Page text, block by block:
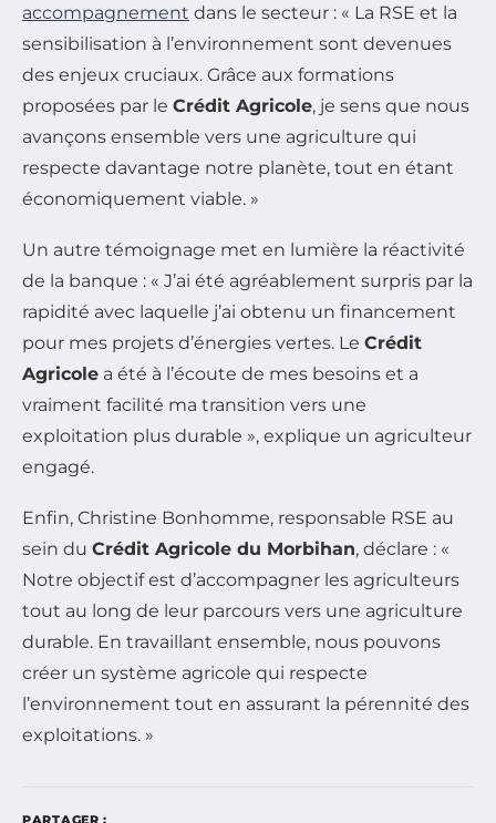
accompagnement dans le secteur : « La RSE et la
sensibilisation à l’environnement sont devenues
des enjeux cruciaux. Grâce aux formations
proposées par le Crédit Agricole, je sens que nous
avançons ensemble vers une agriculture qui
respecte davantage notre planète, tout en étant
économiquement viable. »
Un autre témoignage met en lumière la réactivité
de la banque : « J’ai été agréablement surpris par la
rapidité avec laquelle j’ai obtenu un financement
pour mes projets d’énergies vertes. Le Crédit
Agricole a été à l’écoute de mes besoins et a
vraiment facilité ma transition vers une
exploitation plus durable », explique un agriculteur
engagé.
Enfin, Christine Bonhomme, responsable RSE au
sein du Crédit Agricole du Morbihan, déclare : «
Notre objectif est d’accompagner les agriculteurs
tout au long de leur parcours vers une agriculture
durable. En travaillant ensemble, nous pouvons
créer un système agricole qui respecte
l’environnement tout en assurant la pérennité des
exploitations. »
PARTAGER :